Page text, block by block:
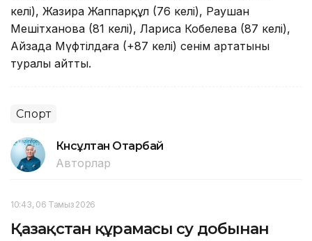
келі), Жазира Жаппарқұл (76 келі), Раушан
Мешітханова (81 келі), Лариса Кобелева (87 келі),
Айзада Мүфтілдаға (+87 келі) сенім артатыны
туралы айтты.
Спорт
Күнсұлтан Отарбай
Авторлар
10:43, 06 Тамыз 2026
Қазақстан құрамасы су добынан